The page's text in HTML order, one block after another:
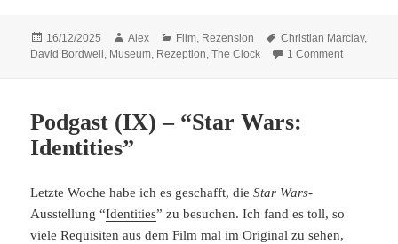
Posted
on
16/12/2025 Author
Alex Categories
Film, Rezension Tags
Christian Marclay,
David Bordwell , Museum, Rezeption,The Clock 1 Commenton The
Podgast (IX) – “Star Wars:
Identities”
Letzte Woche habe ich es geschafft, dieStar Wars-
Ausstellung “Identities” zu besuchen. Ich fand es toll, so
viele Requisiten aus dem Film mal im Original zu sehen,